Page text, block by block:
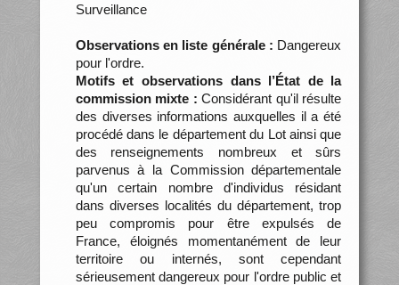
Surveillance
Observations en liste générale : Dangereux
pour l'ordre.
Motifs et observations dans l’État de la
commission mixte : Considérant qu'il résulte
des diverses informations auxquelles il a été
procédé dans le département du Lot ainsi que
des renseignements nombreux et sûrs
parvenus à la Commission départementale
qu'un certain nombre d'individus résidant
dans diverses localités du département, trop
peu compromis pour être expulsés de
France, éloignés momentanément de leur
territoire ou internés, sont cependant
sérieusement dangereux pour l'ordre public et